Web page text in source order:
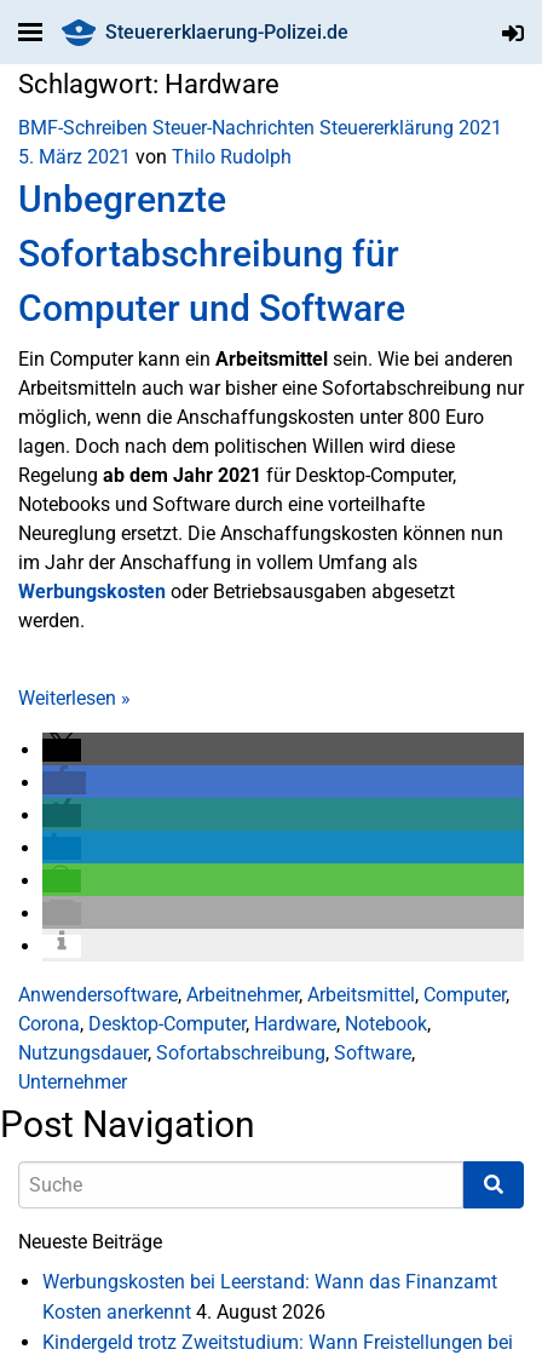
Steuererklaerung-Polizei.de
Schlagwort: Hardware
BMF-Schreiben Steuer-Nachrichten Steuererklärung 2021
5. März 2021 von Thilo Rudolph
Unbegrenzte
Sofortabschreibung für
Computer und Software
Ein Computer kann ein Arbeitsmittel sein. Wie bei anderen
Arbeitsmitteln auch war bisher eine Sofortabschreibung nur
möglich, wenn die Anschaffungskosten unter 800 Euro
lagen. Doch nach dem politischen Willen wird diese
Regelung ab dem Jahr 2021 für Desktop-Computer,
Notebooks und Software durch eine vorteilhafte
Neureglung ersetzt. Die Anschaffungskosten können nun
im Jahr der Anschaffung in vollem Umfang als
Werbungskosten oder Betriebsausgaben abgesetzt
werden.
Weiterlesen »
Anwendersoftware, Arbeitnehmer, Arbeitsmittel, Computer,
Corona, Desktop-Computer, Hardware, Notebook,
Nutzungsdauer, Sofortabschreibung, Software,
Unternehmer
Post Navigation
Neueste Beiträge
Werbungskosten bei Leerstand: Wann das Finanzamt
Kosten anerkennt 4. August 2026
Kindergeld trotz Zweitstudium: Wann Freistellungen bei